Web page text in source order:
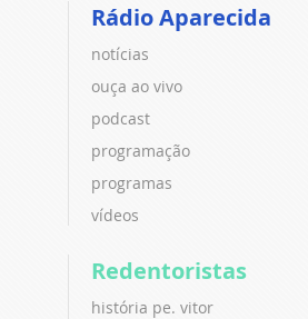
Rádio Aparecida
notícias
ouça ao vivo
podcast
programação
programas
vídeos
Redentoristas
história pe. vitor